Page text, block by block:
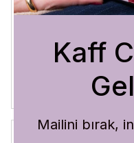
3 Ağustos 2026
Kaff
Mailini bırak,